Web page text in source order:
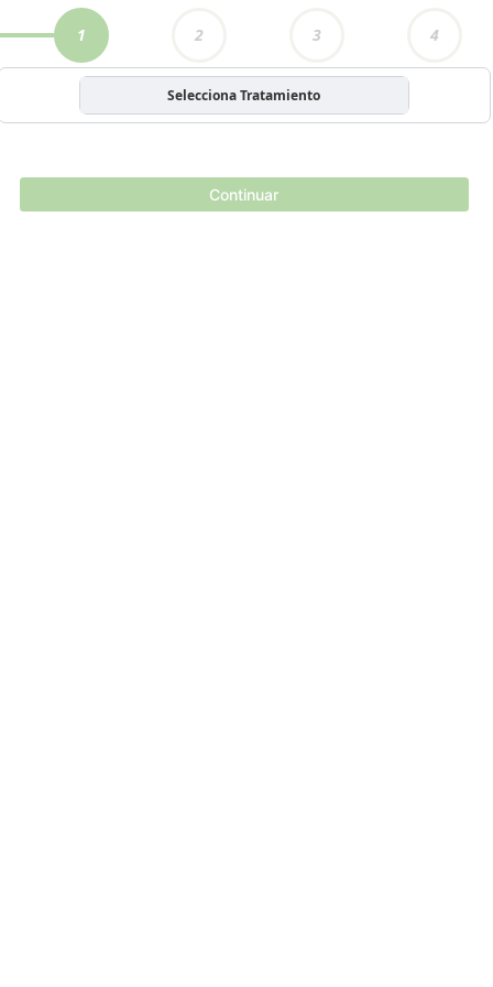
1 2 3 4
Selecciona Tratamiento
Continuar